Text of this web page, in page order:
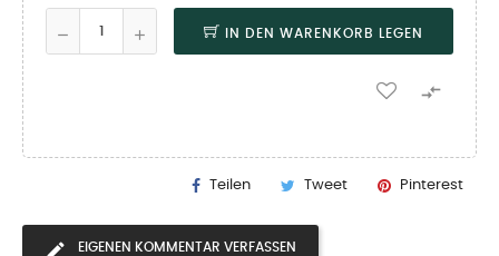
IN DEN WARENKORB LEGEN

Teilen Tweet Pinterest
EIGENEN KOMMENTAR VERFASSEN